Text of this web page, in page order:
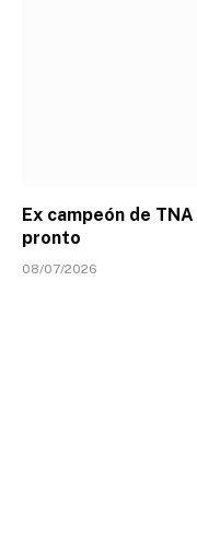
Ex campeón de
pronto
08/07/2026